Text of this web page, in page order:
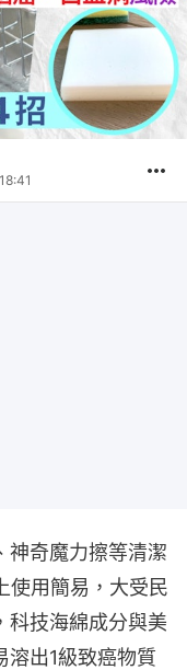
神奇魔力擦等清潔
使用簡易，大受民
科技海綿成分與美
溶出1級致癌物質